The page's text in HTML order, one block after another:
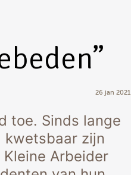
26 jan 2021
toe. Sinds lange
kwetsbaar zijn
Arbeider